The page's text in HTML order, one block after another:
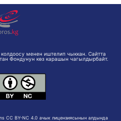
менен иштелип чыккан. Сайтта
Фондунун көз карашын чагылдырбайт.
CC BY-NC 4.0 ачык лицензиясынын алдында